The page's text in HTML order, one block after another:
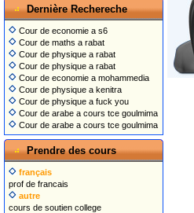
Dernière Rechereche
Cour de economie a s6
Cour de maths a rabat
Cour de physique a rabat
Cour de physique a rabat
Cour de economie a mohammedia
Cour de physique a kenitra
Cour de physique a fuck you
Cour de arabe a cours tce goulmima
Cour de arabe a cours tce goulmima
Prendre des cours
français
prof de francais
autre
cours de soutien college